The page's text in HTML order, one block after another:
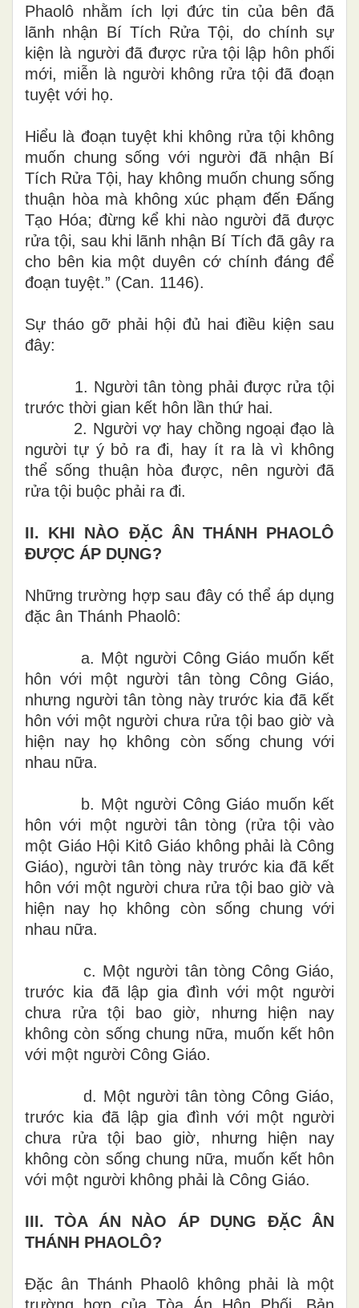
Phaolô nhằm ích lợi đức tin của bên đã
lãnh nhận Bí Tích RửaTội, do chính sự
kiện là người đã được rửa tội lập hôn phối
mới, miễn là người không rửa tội đã đoạn
tuyệt với họ.
Hiểu là đoạn tuyệtkhi không rửa tội không
muốn chung sống với người đã nhận Bí
Tích RửaTội, hay không muốn chung sống
thuận hòa mà không xúc phạm đến Đấng
Tạo Hóa; đừng kể khi nào người đã được
rửa tội, sau khi lãnh nhận Bí Tích đã gây ra
cho bên kia một duyên cớ chính đáng để
đoạn tuyệt.” (Can. 1146).
Sự tháo gỡ phải hội đủ hai điều kiện sau
đây:
1. Người tân tòng phải được rửa tội
trước thời gian kết hôn lần thứ hai.
2. Người vợ hay chồng ngoại đạo là
người tự ý bỏ ra đi, hay ítra là vì không
thể sống thuận hòa được, nên người đã
rửa tội buộc phải ra đi.
II. KHI NÀO ĐẶCÂN THÁNH PHAOLÔ
ĐƯỢC ÁP DỤNG?
Những trường hợpsau đây có thể áp dụng
đặc ân Thánh Phaolô:
a. Một người Công Giáo muốn kết
hôn với một người tân tòng Công Giáo,
nhưng người tân tòng này trước kia đã kết
hôn với một người chưa rửa tội bao giờ và
hiện nay họ không còn sống chung với
nhau nữa.
b. Một người Công Giáo muốn kết
hôn với một người tân tòng (rửa tội vào
một Giáo Hội Kitô Giáo không phải là Công
Giáo), người tân tòng này trước kia đã kết
hôn với một người chưa rửa tội bao giờ và
hiện nay họ không còn sống chung với
nhau nữa.
c. Một người tân tòng Công Giáo,
trước kia đã lập gia đình với một người
chưa rửa tội bao giờ, nhưng hiện nay
không còn sống chung nữa, muốn kết hôn
với một người Công Giáo.
d. Một người tân tòng Công Giáo,
trước kia đã lập gia đình với một người
chưa rửa tội bao giờ, nhưng hiện nay
không còn sống chung nữa, muốn kết hôn
với một người không phải là Công Giáo.
III. TÒA ÁN NÀO ÁP DỤNG ĐẶC ÂN
THÁNH PHAOLÔ?
Đặc ân Thánh Phaolô không phải là một
trường hợp của Tòa Án Hôn Phối. Bản